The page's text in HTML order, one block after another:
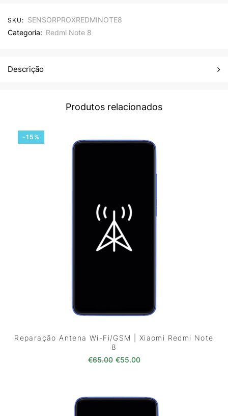
SKU: SENSORPROXREDMINOTE8
Categoria: Redmi Note 8
Descrição
Produtos relacionados
-15%
Reparação Antena Wi-Fi/GSM | Xiaomi Redmi Note
8
€65.00 O preço original era: €65.00.
€55.00O preço atual é: